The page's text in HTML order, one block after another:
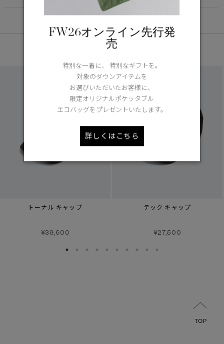
あなたへのおすすめ
トーナル キャップ
¥39,600
テック キャップ
¥27,500
TOP
FW26オンライン先行発
売
特別な一着に、 特別なギフトを。
対象のダウンアイテムを
お選びいただいたお客様に、
限定オリジナルポケッタブル
エコバッグをプレゼントいたします。
詳しくはこちら